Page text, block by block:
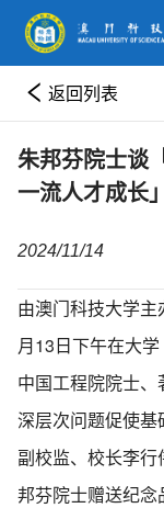
返回列表
朱邦芬院士谈
一流人才成长」
2024/11/14
由澳门科技大学
月13日下午在大
中国工程院院士
深层次问题促使
副校监、校长李
邦芬院士赠送纪念